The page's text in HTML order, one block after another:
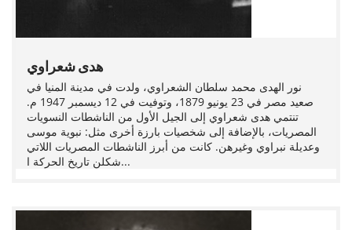
هدى شعراوي
نور الهدى محمد سلطان الشعراوي، ولدت في مدينة المنيا في
صعيد مصر في 23 يونيو 1879، وتوفيت في 12 ديسمبر 1947 م.
تنتمي هدى شعراوي إلى الجيل الأول من الناشطات النسويات
المصريات، بالإضافة إلى شخصيات بارزة أخرى مثل: نبوية موسى
وعديلة نبراوي وغيرهن. كانت من أبرز الناشطات المصريات اللاتي
شكلن تاريخ الحركة ا...